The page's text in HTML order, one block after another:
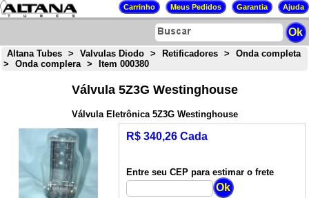
Altana Tubes > Valvulas Diodo > Retificadores >
Onda completa
>
Onda complera > Item 000380
Válvula 5Z3G Westinghouse
Válvula Eletrônica 5Z3G Westinghouse
R$ 340,26 Cada
Entre seu CEP para estimar o frete